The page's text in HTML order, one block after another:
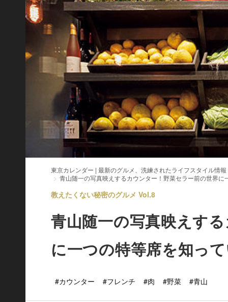
東京カレンダー | 最新のグルメ、洗練されたライフスタイル情報
青山随一の写真映えするカウンター！野菜セラー前の世界に
教えたくない秘密のグルメ Vol.8
青山随一の写真映えす
に一つの特等席を知っ
#カウンター #フレンチ #肉 #野菜 #青山